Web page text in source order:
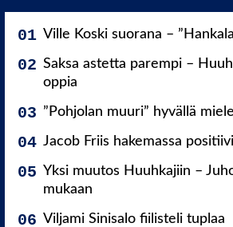
Ville Koski suorana –
Saksa astetta parempi –
oppia
”Pohjolan muuri” hyvällä
Jacob Friis hakemassa
Yksi muutos Huuhkajiin –
mukaan
Viljami Sinisalo fiilisteli tuplaa